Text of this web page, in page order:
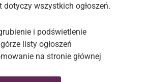
dotyczy wszystkich ogłoszeń.
i podświetlenie
listy ogłoszeń
na stronie głównej